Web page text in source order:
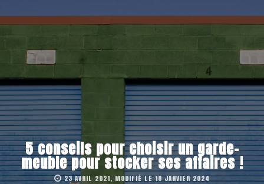
5 conseils pour choisir un garde-
meuble pour stocker ses affaires !
23 AVRIL 2021, MODIFIÉ LE 18 JANVIER 2024